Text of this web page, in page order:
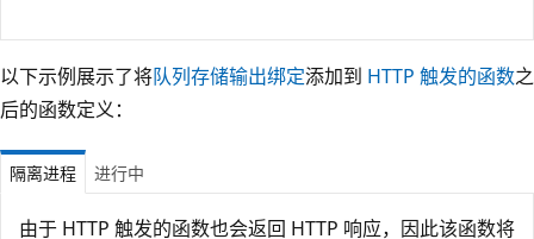
以下示例展示了将队列存储输出绑定添加到 HTTP 触发的函数之
后的函数定义：
隔离进程 进行中
由于 HTTP 触发的函数也会返回 HTTP 响应，因此该函数将